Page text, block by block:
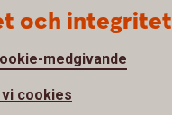
och integritet
medgivande
cookies